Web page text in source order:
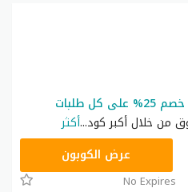
طلبات
من خلال أكبر كود...أكثر
عرض الكوبون
No Expires